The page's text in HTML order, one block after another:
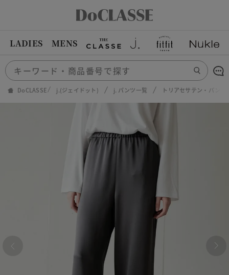
LADIES MENS
DoCLASSE j.(ジェイドット) j. パンツ一覧 トリアセサテン・パンツ